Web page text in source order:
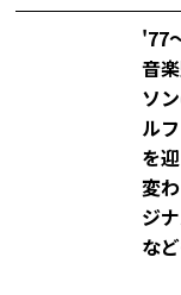
'77
音
ソ
ル
を
変
ジ
な